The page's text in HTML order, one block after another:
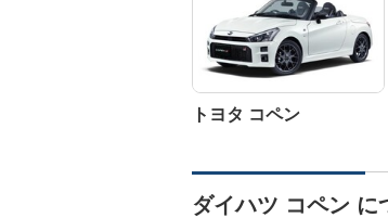
トヨタ コペン
ダイハツ コペン に